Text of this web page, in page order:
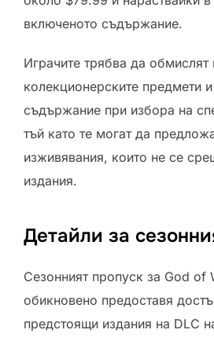
включеното съдържание.
Играчите трябва да обмислят
колекционерските предмети
съдържание при избора на
тъй като те могат да
изживявания, които не се
издания.
Детайли за
Сезонният пропуск за God of
обикновено предоставя
предстоящи издания на DLC